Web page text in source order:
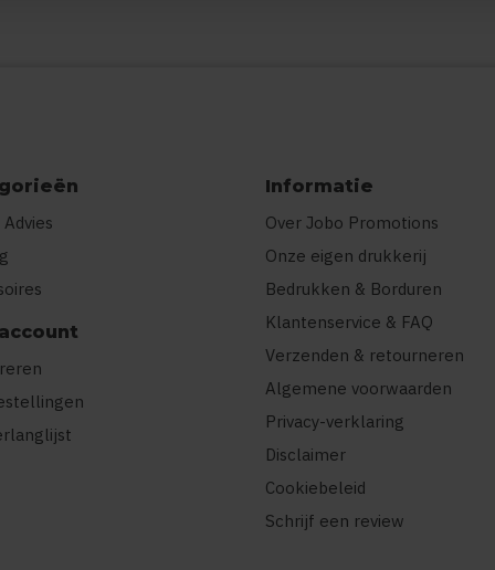
Informatie
Over Jobo Promotions
Onze eigen drukkerij
Bedrukken & Borduren
Klantenservice & FAQ
Verzenden & retourneren
Algemene voorwaarden
Privacy-verklaring
Disclaimer
Cookiebeleid
Schrijf een review